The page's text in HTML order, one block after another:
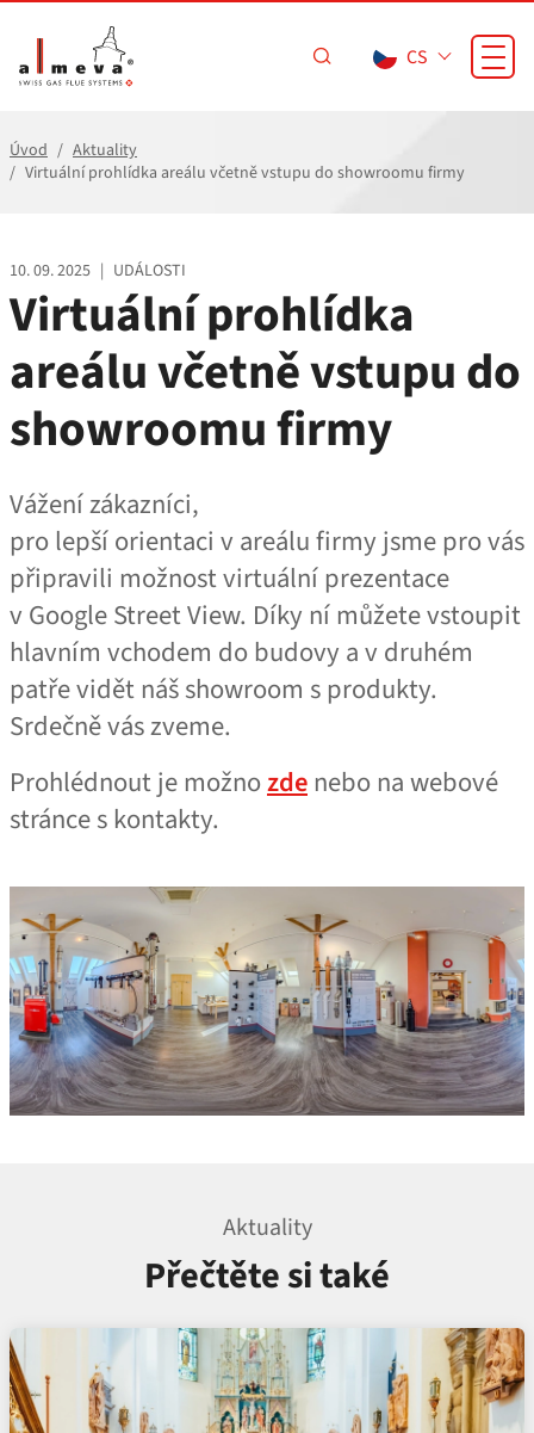
CS
Úvod
Aktuality
Virtuální prohlídka areálu včetně vstupu do showroomu firmy
10. 09. 2025 | UDÁLOSTI
Virtuální prohlídka
areálu včetně vstupu do
showroomu firmy
Vážení zákazníci,
pro lepší orientaci v areálu firmy jsme pro vás
připravili možnost virtuální prezentace
v Google Street View. Díky ní můžete vstoupit
hlavním vchodem do budovy a v druhém
patře vidět náš showroom s produkty.
Srdečně vás zveme.
Prohlédnout je možnozde nebo na webové
stránce s kontakty.
Aktuality
Přečtěte si také